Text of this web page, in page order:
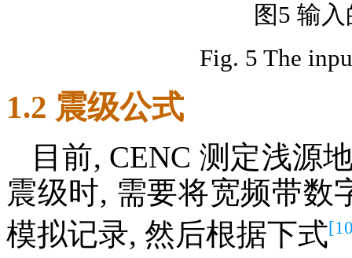
图5 输
Fig. 5 The
1.2 震级公式
目前, CENC 测定浅源
震级时, 需要将宽频带数
模拟记录, 然后根据下式